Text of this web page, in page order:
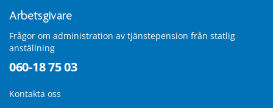
Arbetsgivare
Frågor om administration av tjänstepension från statlig
anställning
060-18 75 03
Kontakta oss